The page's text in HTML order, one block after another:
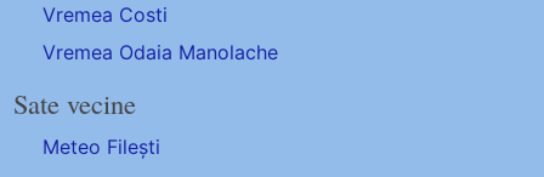
Vremea Costi
Vremea Odaia Manolache
Sate vecine
Meteo Filești